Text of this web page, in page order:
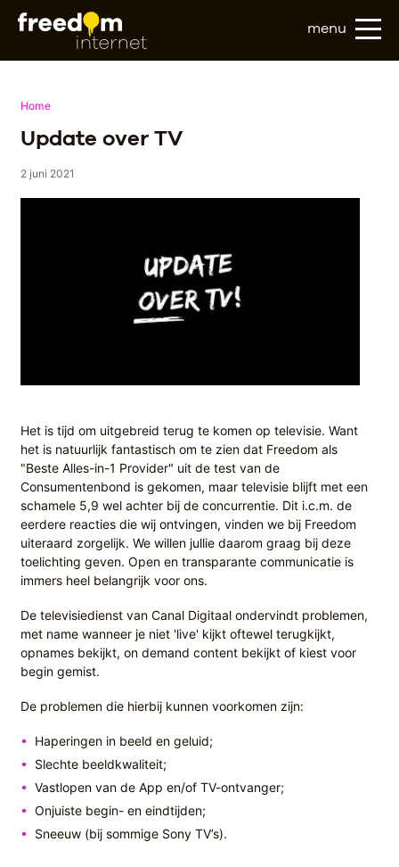
menu
Home
Update over TV
2 juni 2021
Het is tijd om uitgebreid terug te komen op televisie. Want
het is natuurlijk fantastisch om te zien dat Freedom als
"Beste Alles-in-1 Provider" uit de test van de
Consumentenbond is gekomen, maar televisie blijft met een
schamele 5,9 wel achter bij de concurrentie. Dit i.c.m. de
eerdere reacties die wij ontvingen, vinden we bij Freedom
uiteraard zorgelijk. We willen jullie daarom graag bij deze
toelichting geven. Open en transparante communicatie is
immers heel belangrijk voor ons.
De televisiedienst van Canal Digitaal ondervindt problemen,
met name wanneer je niet 'live' kijkt oftewel terugkijkt,
opnames bekijkt, on demand content bekijkt of kiest voor
begin gemist.
De problemen die hierbij kunnen voorkomen zijn:
Haperingen in beeld en geluid;
Slechte beeldkwaliteit;
Vastlopen van de App en/of TV-ontvanger;
Onjuiste begin- en eindtijden;
Sneeuw (bij sommige Sony TV’s).